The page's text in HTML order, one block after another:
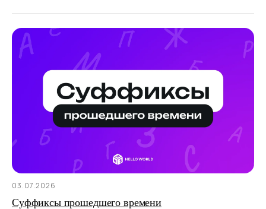
03.07.2026
Суффиксы прошедшего времени